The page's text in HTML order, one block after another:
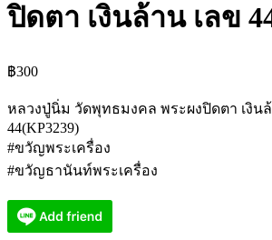
ปิดตา เงินล้าน เลข
฿300
หลวงปู่นิ่ม วัดพุทธมงคล พระผงปิดตา เงิน
44(KP3239)
#ขวัญพระเครื่อง
#ขวัญธานันท์พระเครื่อง